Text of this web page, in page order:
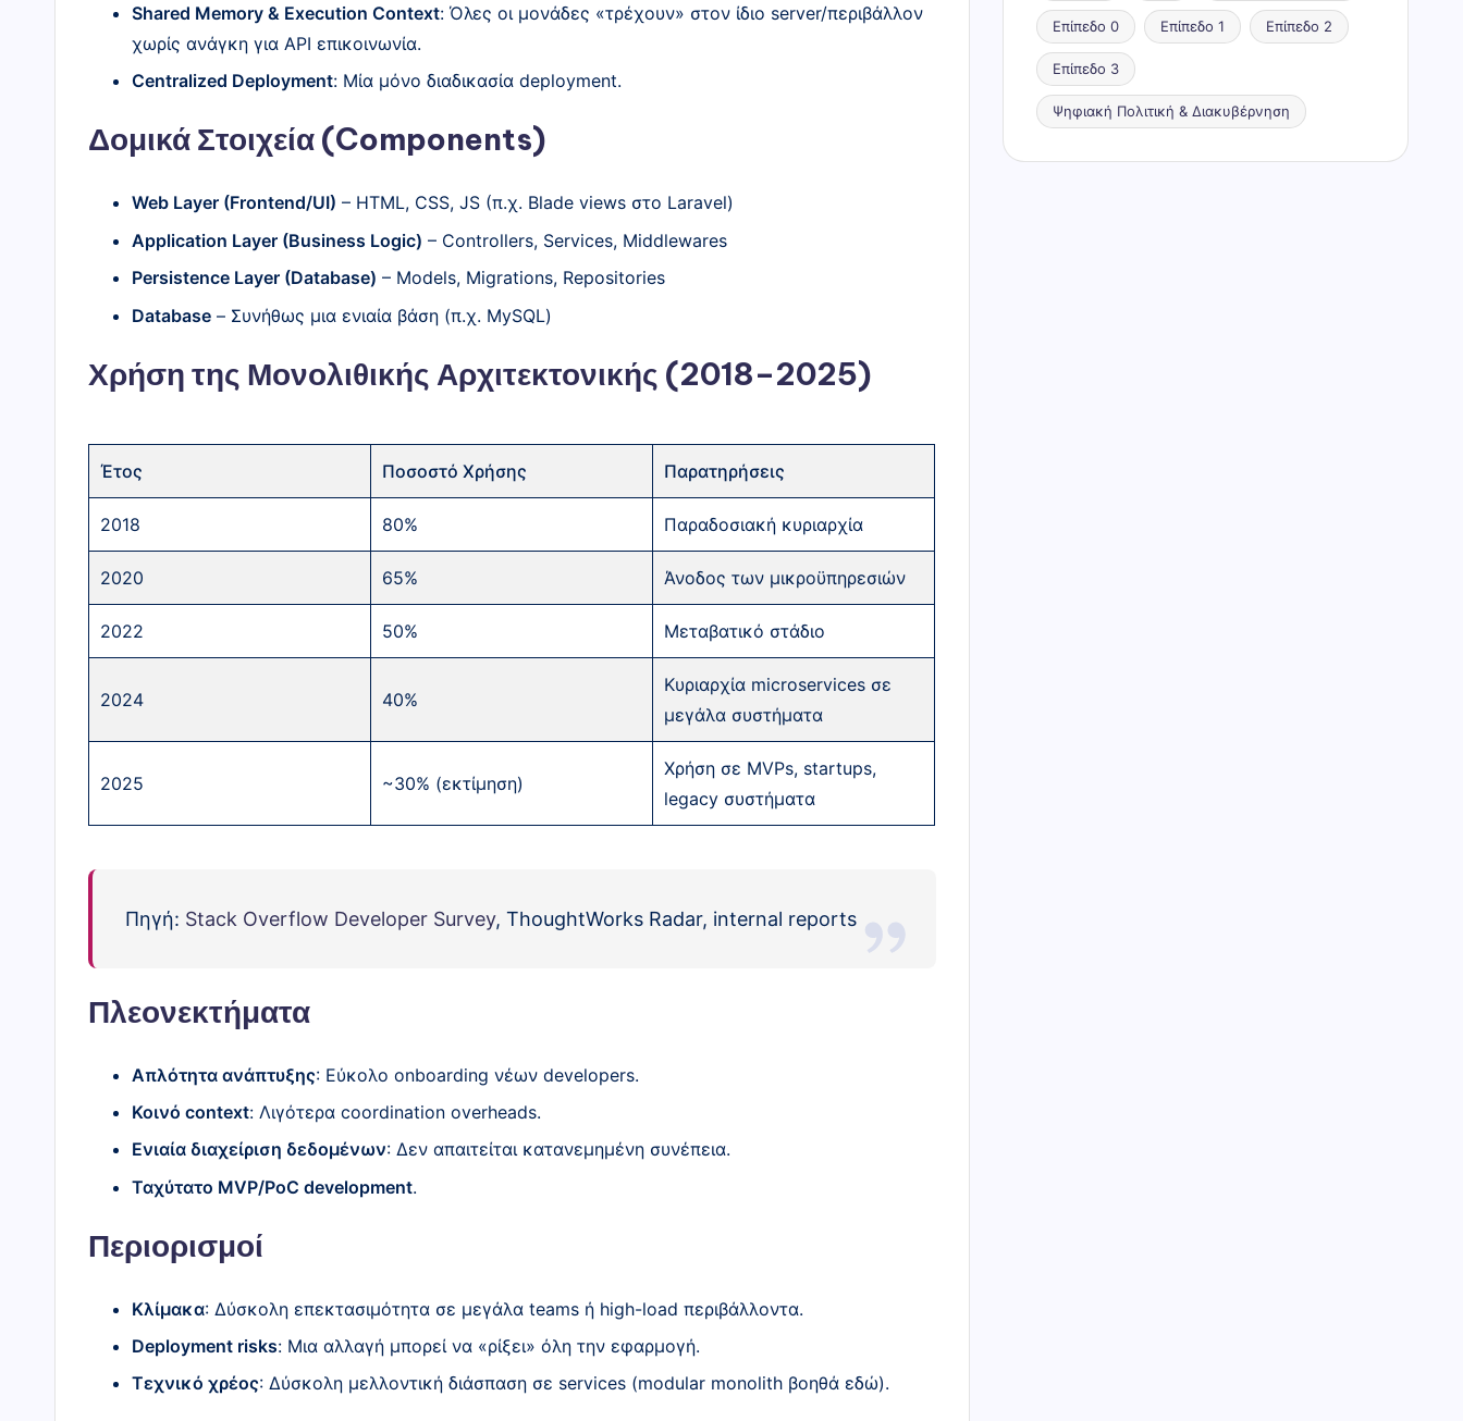
Shared Memory & Execution Context: Όλες οι μονάδες «τρέχουν» στον ίδιο server/περιβάλλον
χωρίς ανάγκη για API επικοινωνία.
Centralized Deployment: Μία μόνο διαδικασία deployment.
Δομικά Στοιχεία (Components)
Web Layer (Frontend/UI) – HTML, CSS, JS (π.χ. Blade views στο Laravel)
Application Layer (Business Logic) – Controllers, Services, Middlewares
Persistence Layer (Database) – Models, Migrations, Repositories
Database – Συνήθως μια ενιαία βάση (π.χ. MySQL)
Χρήση της Μονολιθικής Αρχιτεκτονικής (2018–2025)
Έτος Ποσοστό Χρήσης Παρατηρήσεις
2018 80% Παραδοσιακή κυριαρχία
2020 65% Άνοδος των μικροϋπηρεσιών
2022 50% Μεταβατικό στάδιο
2024 40%
Κυριαρχία microservices σε
μεγάλα συστήματα
2025 ~30% (εκτίμηση)
Χρήση σε MVPs, startups,
legacy συστήματα
Πηγή: Stack Overflow Developer Survey, ThoughtWorks Radar, internal reports
Πλεονεκτήματα
Απλότητα ανάπτυξης: Εύκολο onboarding νέων developers.
Κοινό context: Λιγότερα coordination overheads.
Ενιαία διαχείριση δεδομένων: Δεν απαιτείται κατανεμημένη συνέπεια.
Ταχύτατο MVP/PoC development.
Περιορισμοί
Κλίμακα: Δύσκολη επεκτασιμότητα σε μεγάλα teams ή high-load περιβάλλοντα.
Deployment risks: Μια αλλαγή μπορεί να «ρίξει» όλη την εφαρμογή.
Τεχνικό χρέος: Δύσκολη μελλοντική διάσπαση σε services (modular monolith βοηθά εδώ).
Επίπεδο 0 Επίπεδο 1 Επίπεδο 2
Επίπεδο 3
Ψηφιακή Πολιτική & Διακυβέρνηση